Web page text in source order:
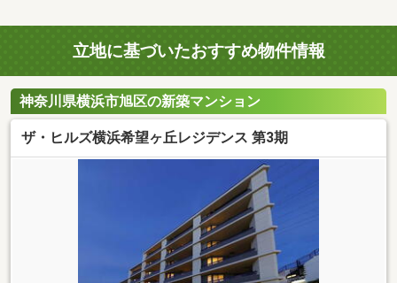
立地に基づいたおすすめ物件情報
神奈川県横浜市旭区の新築マンション
ザ・ヒルズ横浜希望ヶ丘レジデンス 第3期